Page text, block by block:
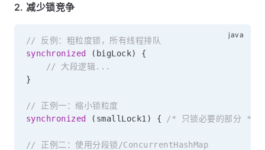
2. 减少锁竞争
// 反例：粗粒度锁，所有线程排队
synchronized
( bigLock)
{
// 大段逻辑...
}
// 正例一：缩小锁粒度
synchronized
( smallLock1 ) { /* 只锁必要的部分 */
// 正例二：使用分段锁/ConcurrentHashMap